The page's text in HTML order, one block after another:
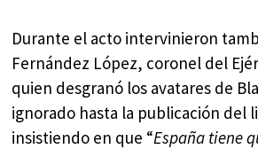
Durante el acto intervinieron
Fernández López, coronel del
quien desgranó los avatares de
ignorado hasta la publicación del
insistiendo en que “España tiene